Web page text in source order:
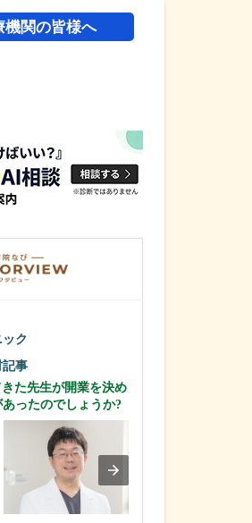
機関の皆様へ
ク
記事
た先生が開業を決め
ったのでしょうか?